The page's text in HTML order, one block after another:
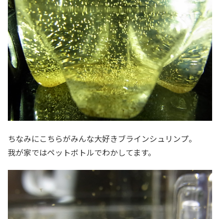
ちなみにこちらがみんな大好きブラインシュリンプ。
我が家ではペットボトルでわかしてます。